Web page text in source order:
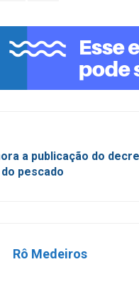
a publicação do
pescado
Rô Medeiros